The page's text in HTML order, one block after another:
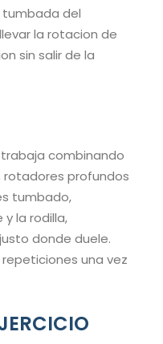
tumbada del
la rotacion de
sin salir de la
combinando
profundos
tumbado,
la rodilla,
donde duele.
una vez